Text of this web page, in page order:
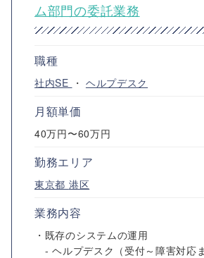
ム部門の委託業務
職種
社内SE ・ ヘルプデスク
月額単価
40万円〜60万円
勤務エリア
東京都 港区
業務内容
・既存のシステムの運用
- ヘルプデスク（受付～障害対応ま